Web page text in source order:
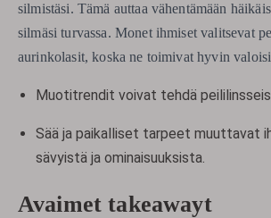
silmistäsi. Tämä auttaa vähentämään
silmäsi turvassa. Monet ihmiset valitsevat
aurinkolasit, koska ne toimivat hyvin
Muotitrendit voivat tehdä
Sää ja paikalliset tarpeet muuttavat
sävyistä ja ominaisuuksista.
Avaimet takeawayt